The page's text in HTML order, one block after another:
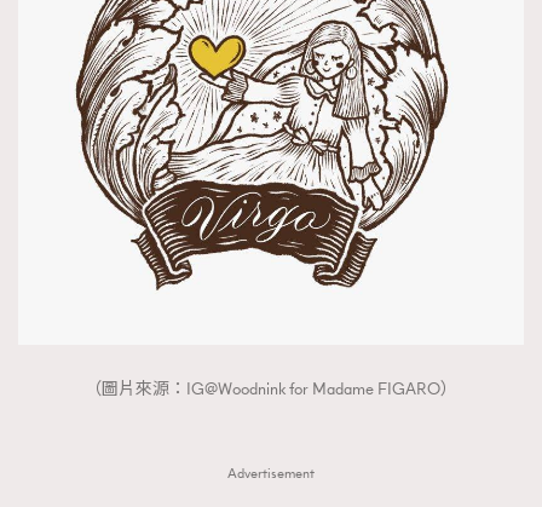
（圖片來源：IG@Woodnink for Madame FIGARO）
Advertisement